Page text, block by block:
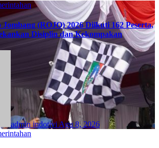
(ROJO) 2026 Diikuti 162 Peserta,
Disiplin dan Kekompakan
admin indotivi Agu 8, 2026